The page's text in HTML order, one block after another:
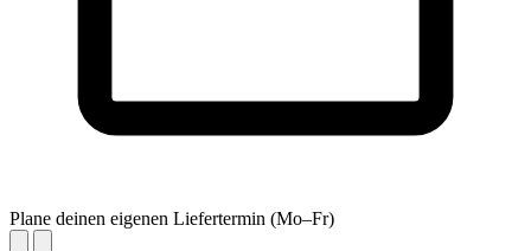
Plane deinen eigenen Liefertermin (Mo–Fr)